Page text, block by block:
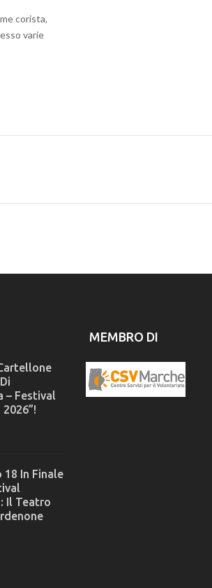
corista,
varie
– Festival
18 In Finale
Il Teatro
MEMBRO DI